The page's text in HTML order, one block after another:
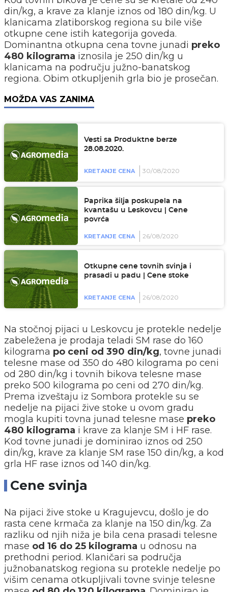
din/kg, a krave za klanje iznos od 180 din/kg. U
klanicama zlatiborskog regiona su bile više
otkupne cene istih kategorija goveda.
Dominantna otkupna cena tovne junadi preko
480 kilograma iznosila je 250 din/kg u
klanicama na području južno-banatskog
regiona. Obim otkupljenih grla bio je prosečan.
MOŽDA VAS ZANIMA
Vesti sa Produktne berze
28.08.2020.
KRETANJE CENA 30/08/2020
Paprika šilja poskupela na
kvantašu u Leskovcu | Cene
povrća
KRETANJE CENA 26/08/2020
Otkupne cene tovnih svinja i
prasadi u padu | Cene stoke
KRETANJE CENA 26/08/2020
Na stočnoj pijaci u Leskovcu je protekle nedelje
zabeležena je prodaja teladi SM rase do 160
kilograma po ceni od 390 din/kg, tovne junadi
telesne mase od 350 do 480 kilograma po ceni
od 280 din/kg i tovnih bikova telesne mase
preko 500 kilograma po ceni od 270 din/kg.
Prema izveštaju iz Sombora protekle su se
nedelje na pijaci žive stoke u ovom gradu
mogla kupiti tovna junad telesne mase preko
480 kilograma i krave za klanje SM i HF rase.
Kod tovne junadi je dominirao iznos od 250
din/kg, krave za klanje SM rase 150 din/kg, a kod
grla HF rase iznos od 140 din/kg.
Cene svinja
Na pijaci žive stoke u Kragujevcu, došlo je do
rasta cene krmača za klanje na 150 din/kg. Za
razliku od njih niža je bila cena prasadi telesne
mase od 16 do 25 kilograma u odnosu na
prethodni period. Klaničari sa područja
južnobanatskog regiona su protekle nedelje po
višim cenama otkupljivali tovne svinje telesne